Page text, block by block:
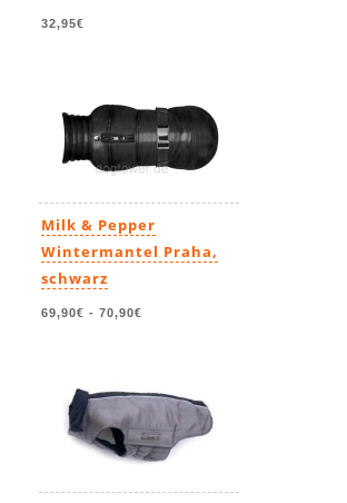
32,95€
Milk & Pepper
Wintermantel Praha,
schwarz
69,90€ - 70,90€